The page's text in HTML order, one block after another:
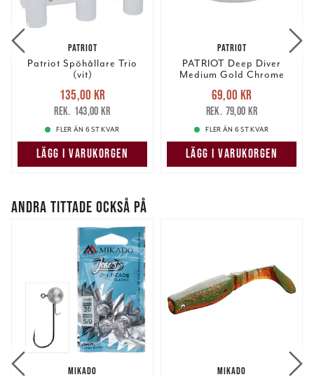
PATRIOT
Patriot Spöhållare Trio
(vit)
Nuvarande pris
135,00 krTidigare pris
143,00 kr
135,00 kr
143,00 kr
FLER ÄN 6 ST KVAR
LÄGG I VARUKORGEN
PATRIOT
PATRIOT Deep Diver
Medium Gold Chrome
Nuvarande pris
69,00 krTidigare pris
79,00 kr
69,00 kr
79,00 kr
FLER ÄN 6 ST KVAR
LÄGG I VARUKORGEN
ANDRA TITTADE OCKSÅ PÅ
MIKADO MIKADO